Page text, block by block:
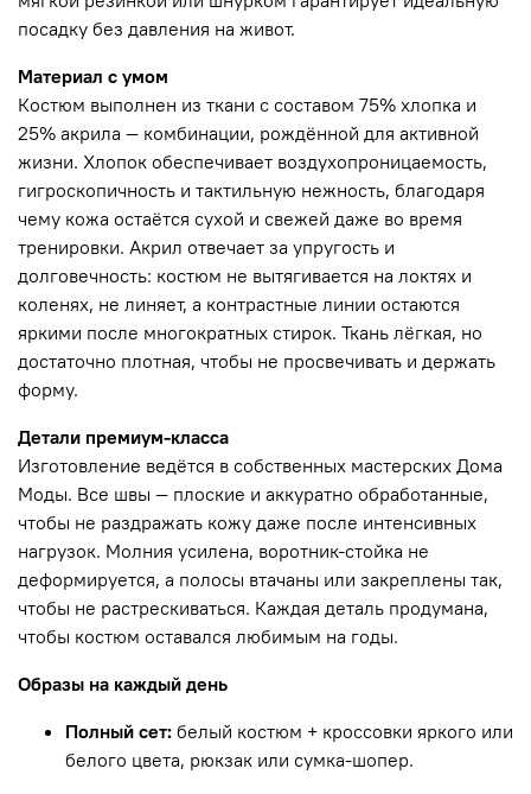
посадку без давления на живот.
Материал с умом
Костюм выполнен из ткани с составом 75% хлопка и
25% акрила — комбинации, рождённой для активной
жизни. Хлопок обеспечивает воздухопроницаемость,
гигроскопичность и тактильную нежность, благодаря
чему кожа остаётся сухой и свежей даже во время
тренировки. Акрил отвечает за упругость и
долговечность: костюм не вытягивается на локтях и
коленях, не линяет, а контрастные линии остаются
яркими после многократных стирок. Ткань лёгкая, но
достаточно плотная, чтобы не просвечивать и держать
форму.
Детали премиум-класса
Изготовление ведётся в собственных мастерских Дома
Моды. Все швы — плоские и аккуратно обработанные,
чтобы не раздражать кожу даже после интенсивных
нагрузок. Молния усилена, воротник-стойка не
деформируется, а полосы втачаны или закреплены так,
чтобы не растрескиваться. Каждая деталь продумана,
чтобы костюм оставался любимым на годы.
Образы на каждый день
Полный сет: белый костюм + кроссовки яркого или
белого цвета, рюкзак или сумка-шопер.